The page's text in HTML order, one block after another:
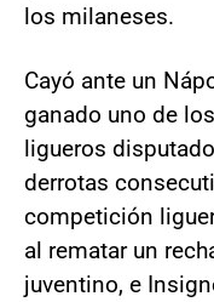
los milaneses.
Cayó ante un
ganado uno de
ligueros
derrotas
competición
al rematar un
juventino, e